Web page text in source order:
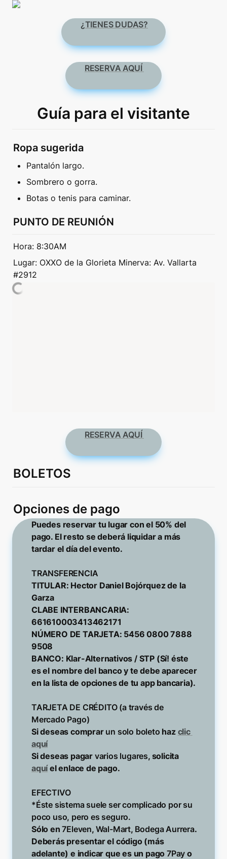
¿TIENES DUDAS?
RESERVA AQUÍ
Guía para el visitante
Ropa sugerida
Pantalón largo.
Sombrero o gorra.
Botas o tenis para caminar.
PUNTO DE REUNIÓN
Hora: 8:30AM
Lugar: OXXO de la Glorieta Minerva: Av. Vallarta
#2912
RESERVA AQUÍ
BOLETOS
Opciones de pago
Puedes reservar tu lugar con el 50% del
pago. El resto se deberá liquidar a más
tardar el día del evento.
TITULAR: Hector Daniel Bojórquez de la
Garza
CLABE INTERBANCARIA:
661610003413462171
NÚMERO DE TARJETA: 5456 0800 7888
9508
BANCO: Klar-Alternativos / STP (Sí! éste
es el nombre del banco y te debe aparecer
en la lista de opciones de tu app bancaria).
TARJETA DE CRÉDITO (a través de
Si deseas comprar un solo boleto haz clic
aquí
Si deseas pagar varios lugares
aquí el enlace de pago.
EFECTIVO
*Éste sistema suele ser complicado por su
Sólo en 7Eleven, Wal-Mart, Bodega Aurrera.
Deberás presentar el código (más
adelante) e indicar que es un pago 7Pay o